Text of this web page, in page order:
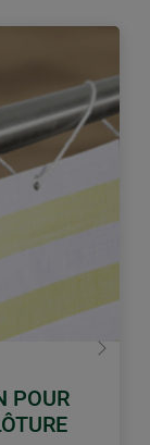
POUR